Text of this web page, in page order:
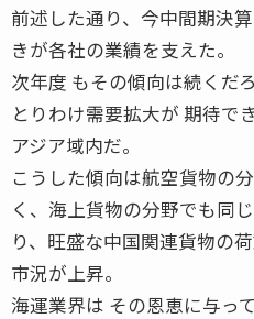
前述した通り、今中間期決
きが各社の業績を支えた。
次年度 もその傾向は続くだろ
とりわけ需要拡大が 期待で
アジア域内だ。
こうした傾向は航空貨物の
く、海上貨物の分野でも同
り、旺盛な中国関連貨物の
市況が上昇。
海運業界は その恩恵に与って